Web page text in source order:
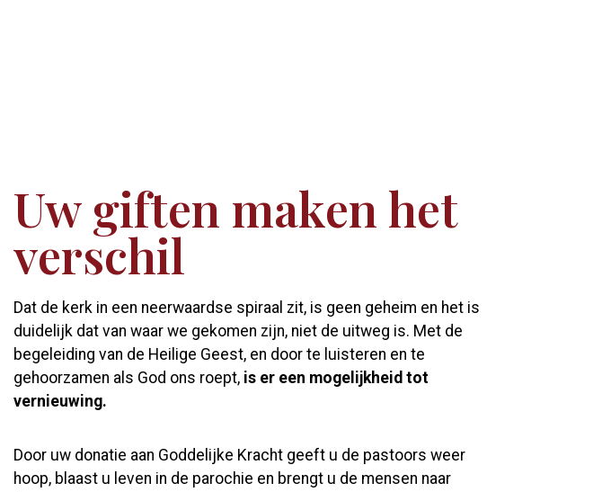
Uw giften maken het
verschil
Dat de kerk in een neerwaardse spiraal zit, is geen geheim en het is
duidelijk dat van waar we gekomen zijn, niet de uitweg is. Met de
begeleiding van de Heilige Geest, en door te luisteren en te
gehoorzamen als God ons roept, is er een mogelijkheid tot
vernieuwing.
Door uw donatie aan Goddelijke Kracht geeft u de pastoors weer
hoop, blaast u leven in de parochie en brengt u de mensen naar